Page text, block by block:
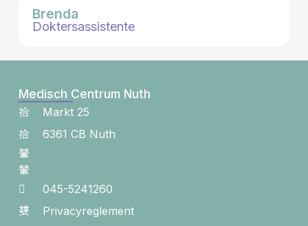
Brenda
Doktersassistente
Medisch Centrum Nuth
Markt 25
6361 CB Nuth
045-5241260
Privacyreglement